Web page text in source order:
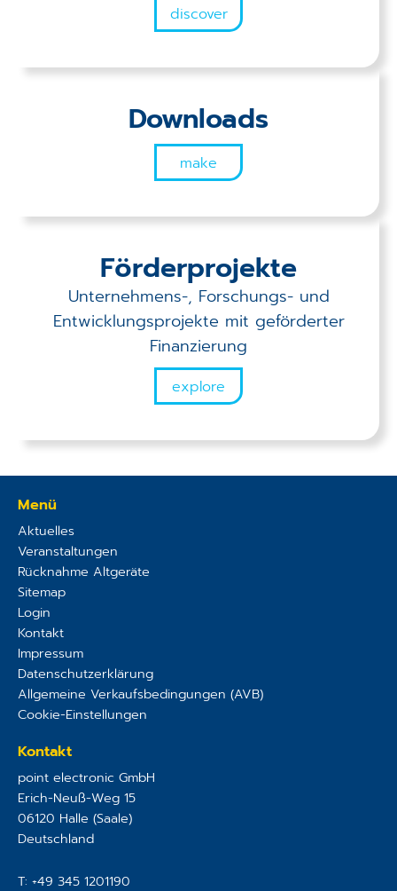
discover
Downloads
make
Förderprojekte
Unternehmens-, Forschungs- und
Entwicklungsprojekte mit geförderter
Finanzierung
explore
Menü
Aktuelles
Veranstaltungen
Rücknahme Altgeräte
Sitemap
Login
Kontakt
Impressum
Datenschutzerklärung
Allgemeine Verkaufsbedingungen (AVB)
Cookie-Einstellungen
Kontakt
point electronic GmbH
Erich-Neuß-Weg 15
06120 Halle (Saale)
Deutschland
T: +49 345 1201190